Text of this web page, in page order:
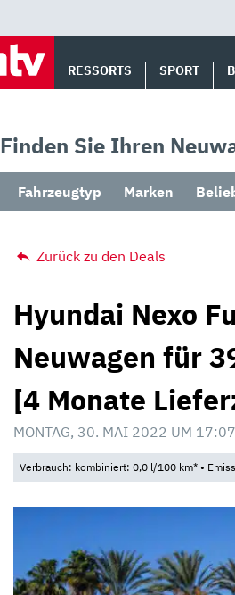
RESSORTS SPORT
Finden Sie Ihren
Fahrzeugtyp Marken
Zurück zu den Deals
Hyundai Nexo
Neuwagen für
[4 Monate
MONTAG, 30. MAI 2022 UM 17:07
Verbrauch: kombiniert: 0,0 l/100 km* •